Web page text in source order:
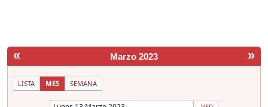
« »
Marzo 2023
LISTA MES SEMANA